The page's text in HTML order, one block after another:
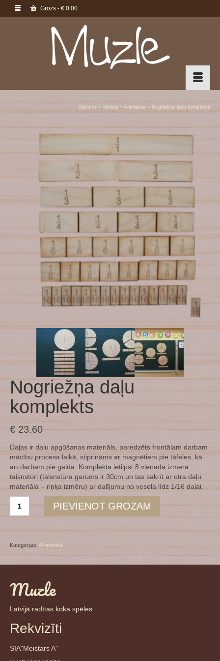
Grozs - € 0.00
Sākums » Veikals » Aritmētika » Nogriežņa daļu komplekts
Nogriežņa daļu
komplekts
€23.60
Daļas ir daļu apgūšanas materiāls, paredzēts frontālam darbam
mācību procesa laikā, stiprināms ar magnētiem pie tāfeles, kā
arī darbam pie galda. Komplektā ietilpst 8 vienāda izmēra
taisnstūri (taisnstūra garums ir 30cm un tas sakrīt ar otra daļu
materiāla – riņķa izmēru) ar dalījumu no vesela līdz 1/16 daļai.
daļu
daudzums
PIEVIENOT GROZAM
Kategorijas: Aritmētika
Muzle
Latvijā radītas koka spēles
Rekvizīti
SIA"Meistars A"